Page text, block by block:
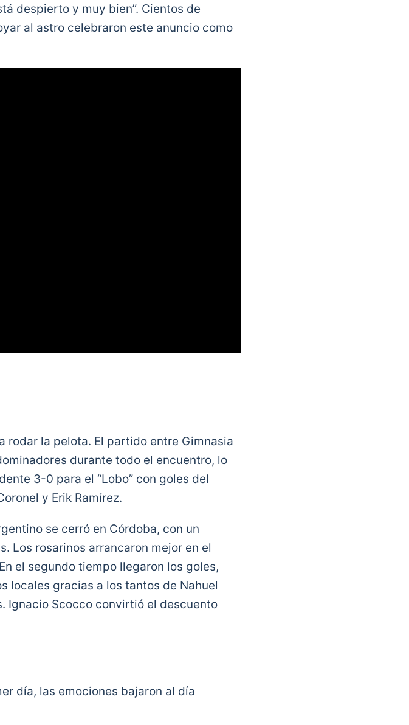
despierto y muy bien”. Cientos de
al astro celebraron este anuncio como
rodar la pelota. El partido entre Gimnasia
durante todo el encuentro, lo
3-0 para el “Lobo” con goles del
y Erik Ramírez.
se cerró en Córdoba, con un
Los rosarinos arrancaron mejor en el
el segundo tiempo llegaron los goles,
locales gracias a los tantos de Nahuel
Ignacio Scocco convirtió el descuento
día, las emociones bajaron al día